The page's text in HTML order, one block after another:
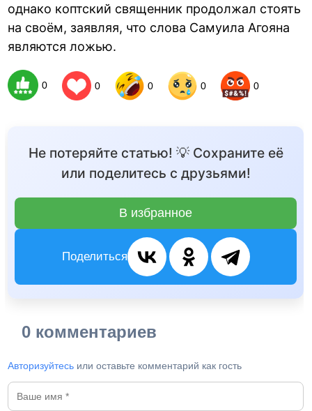
однако коптский священник продолжал стоять
на своём, заявляя, что слова Самуила Агояна
являются ложью.
0 0 0 0 0
Не потеряйте статью! 💡 Сохраните её
или поделитесь с друзьями!
В избранное
Поделиться
0 комментариев
Авторизуйтесь или оставьте комментарий как гость